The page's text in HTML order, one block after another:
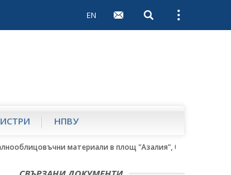
EN Open search
Open
НПВУ
материали в площ "Азалия", бласт Велико